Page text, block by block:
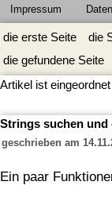
Impressum
die erste Seite die
die gefundene Seite
Artikel ist eingeordnet
Strings suchen und
geschrieben am
Ein paar